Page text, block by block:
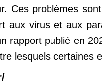
Ces problèmes
aux virus et aux
rapport publié en
lesquels